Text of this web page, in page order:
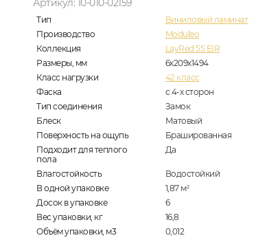
Артикул: 10-010-02159
Тип
Виниловый ламинат
Производство
Moduleo
Коллекция
LayRed 55 EIR
Размеры, мм
6х209х1494
Класс нагрузки
42 класс
Фаска
с 4-х сторон
Тип соединения
Замок
Блеск
Матовый
Поверхность на ощупь
Брашированная
Подходит для теплого
пола
Да
Влагостойкость
Водостойкий
В одной упаковке
1,87 м2
Досок в упаковке
6
Вес упаковки, кг
16,8
Объём упаковки, м3
0,012